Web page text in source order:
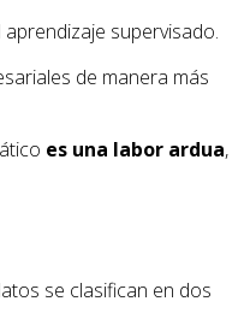
supervisado.
de manera más
es una labor ardua,
se clasifican en dos